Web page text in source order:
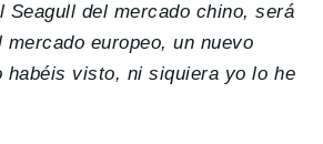
Seagull del mercado chino, será
mercado europeo, un nuevo
habéis visto, ni siquiera yo lo he